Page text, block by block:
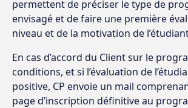
permettent de préciser le type de
envisagé et de faire une première
niveau et de la motivation de
En cas d’accord du Client sur le
conditions, et si l’évaluation de
positive, CP envoie un mail
page d’inscription définitive au